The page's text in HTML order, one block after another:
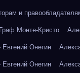
и
Монте-Кристо
Онегин
Онегин